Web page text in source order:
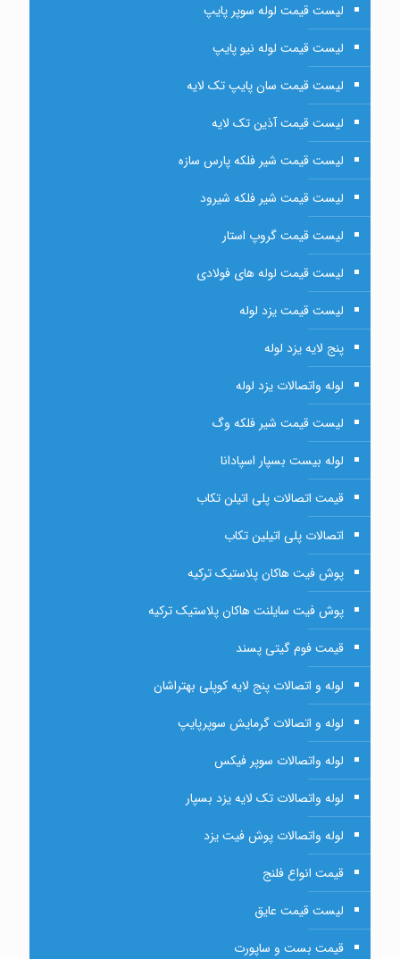
لیست قیمت لوله سوپر پایپ
لیست قیمت لوله نیو پایپ
لیست قیمت سان پایپ تک لایه
لیست قیمت آذین تک لایه
لیست قیمت شیر فلکه پارس سازه
لیست قیمت شیر فلکه شیرود
لیست قیمت گروپ استار
لیست قیمت لوله های فولادی
لیست قیمت یزد لوله
پنج لایه یزد لوله
لوله واتصالات یزد لوله
لیست قیمت شیر فلکه وگ
لوله بیست بسپار اسپادانا
قیمت اتصالات پلی اتیلن تکاب
اتصالات پلی اتیلین تکاب
پوش فیت هاکان پلاستیک ترکیه
پوش فیت سایلنت هاکان پلاستیک ترکیه
قیمت فوم گیتی پسند
لوله و اتصالات پنج لایه کوپلی بهتراشان
لوله و اتصالات گرمایش سوپرپایپ
لوله واتصالات سوپر فیکس
لوله واتصالات تک لایه یزد بسپار
لوله واتصالات پوش فیت یزد
قیمت انواع فلنج
لیست قیمت عایق
قیمت بست و ساپورت